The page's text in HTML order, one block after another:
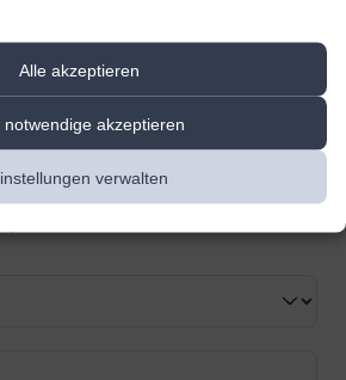
Alle akzeptieren
notwendige akzeptieren
verwalten
online beantragen und beim nächsten